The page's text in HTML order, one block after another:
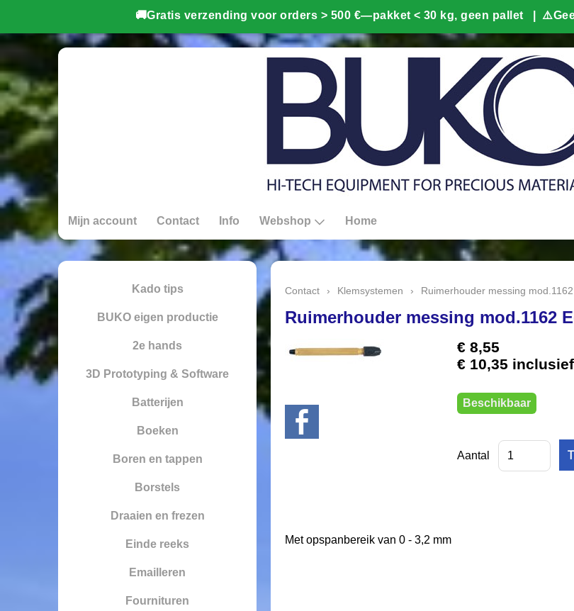
Mijn account Contact Info Webshop Home
Kado tips
BUKO eigen productie
2e hands
3D Prototyping & Software
Batterijen
Boeken
Boren en tappen
Borstels
Draaien en frezen
Einde reeks
Emailleren
Fournituren
Contact › Klemsystemen › Ruimerhouder messing
Ruimerhouder messing mod.1162
€ 8,55
€ 10,35
Beschikbaar
Aantal
Met opspanbereik van 0 - 3,2 mm